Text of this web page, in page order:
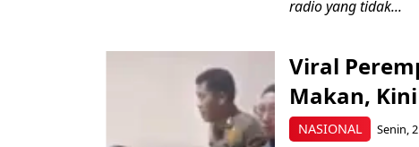
radio yang tidak...
NASIONAL
Viral
Makan,
Senin,